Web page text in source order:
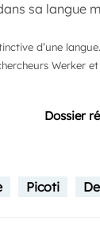
sa langue
d’une langue.
Werker et
Dossier
Picoti